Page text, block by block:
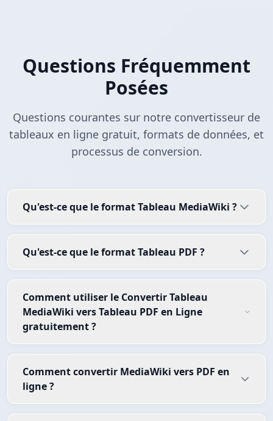
Questions Fréquemment
Posées
Questions courantes sur notre convertisseur de
tableaux en ligne gratuit, formats de données, et
processus de conversion.
Qu'est-ce que le format Tableau MediaWiki ?
Qu'est-ce que le format Tableau PDF ?
Comment utiliser le Convertir Tableau
MediaWiki vers Tableau PDF en Ligne
gratuitement ?
Comment convertir MediaWiki vers PDF en
ligne ?